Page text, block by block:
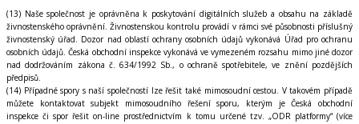
(13) Naše společnost je oprávněna k poskytování digitálních služeb a obsahu na základě
živnostenského oprávnění. Živnostenskou kontrolu provádí v rámci své působnosti příslušný
živnostenský úřad. Dozor nad oblastí ochrany osobních údajů vykonává Úřad pro ochranu
osobních údajů. Česká obchodní inspekce vykonává ve vymezeném rozsahu mimo jiné dozor
nad dodržováním zákona č. 634/1992 Sb., o ochraně spotřebitele, ve znění pozdějších
předpisů.
(14) Případné spory s naší společností lze řešit také mimosoudní cestou. V takovém případě
můžete kontaktovat subjekt mimosoudního řešení sporu, kterým je Česká obchodní
inspekce či spor řešit on-line prostřednictvím k tomu určené tzv. „ODR platformy“ (více